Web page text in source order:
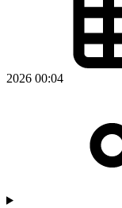
2026 00:04